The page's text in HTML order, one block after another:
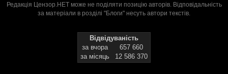
Редакція Цензор.НЕТ може не поділяти позицію авторів. Відповідальність
за матеріали в розділі "Блоги" несуть автори текстів.
Відвідуваність
за вчора
657 660
за місяць
12 586 370